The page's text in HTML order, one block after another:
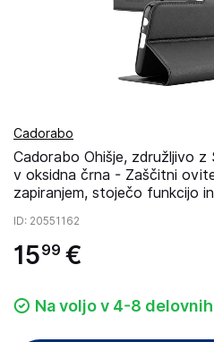
Cadorabo
Cadorabo Ohišje, združljivo z
v oksidna črna - Zaščitni
zapiranjem, stoječo funkcijo
ID: 20551162
1599 €
Na voljo v 4-8